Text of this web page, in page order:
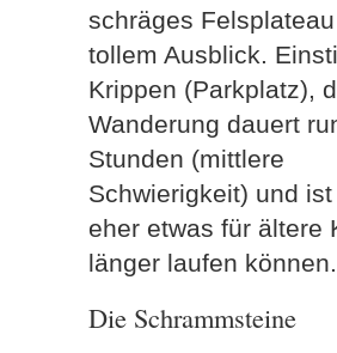
schräges
tollem Ausblick.
Krippen (Parkplatz),
Wanderung dauert
Stunden (mittlere
Schwierigkeit) und ist
eher etwas für ältere
länger laufen können.
Die Schrammsteine